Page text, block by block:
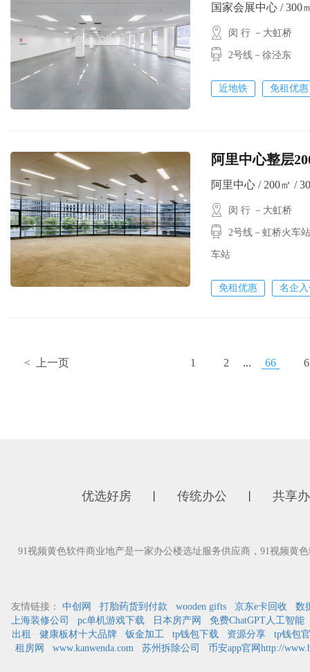
国家会展中心 / 300
闵 行 －大虹桥
2号线－徐泾东
近地铁 免租优惠
阿里中心整层
阿里中心 / 200㎡ /
闵 行 －大虹桥
2号线－虹桥火车站
车站
免租优惠 名企
1 2 ... 66
< 上一页
优选好房 传统办公 共享
91视频黄色软件商业地产是一家办公楼选址服务供应商，91视频黄
友情链接： 中创网 打胎药货到付款 wooden gifts 京东e卡回收
数
上海装修公司
pc单机游戏下载 日本房产网
免费ChatGPT人工智能
出租
健康板材十大品牌 钣金加工 tp钱包下载 资源分享
tp钱包
租房网
www.kanwenda.com 苏州拆除公司 币安app官网http://